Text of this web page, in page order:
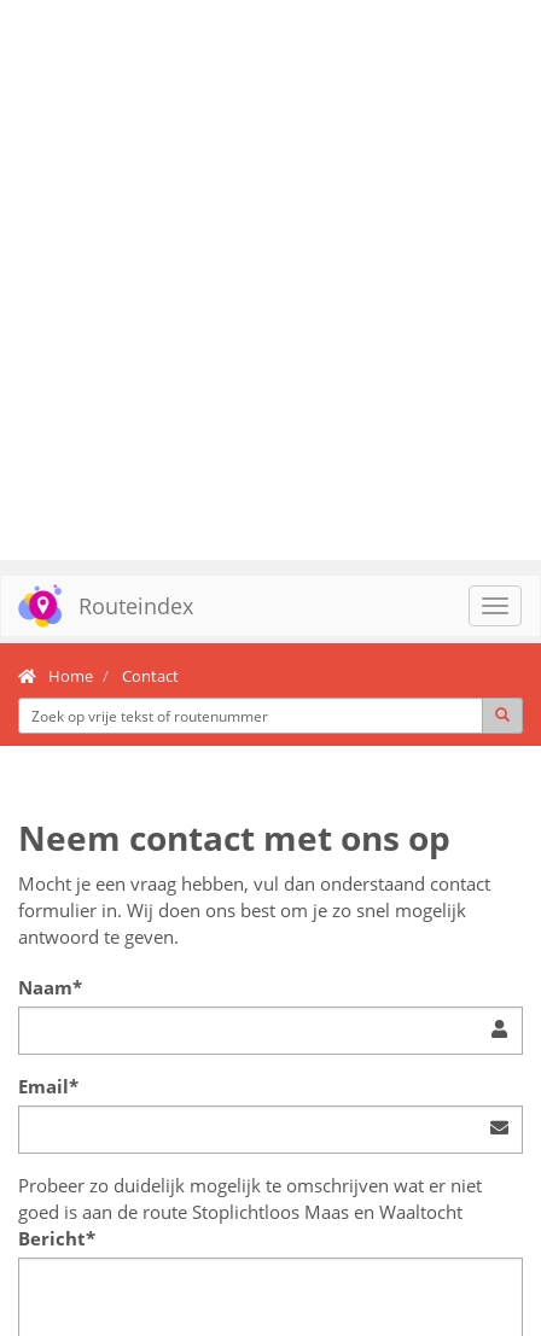
Routeindex
Home Contact
Neem contact met ons op
Mocht je een vraag hebben, vul dan onderstaand contact
formulier in. Wij doen ons best om je zo snel mogelijk
antwoord te geven.
Naam*
Email*
Probeer zo duidelijk mogelijk te omschrijven wat er niet
goed is aan de route Stoplichtloos Maas en Waaltocht
Bericht*